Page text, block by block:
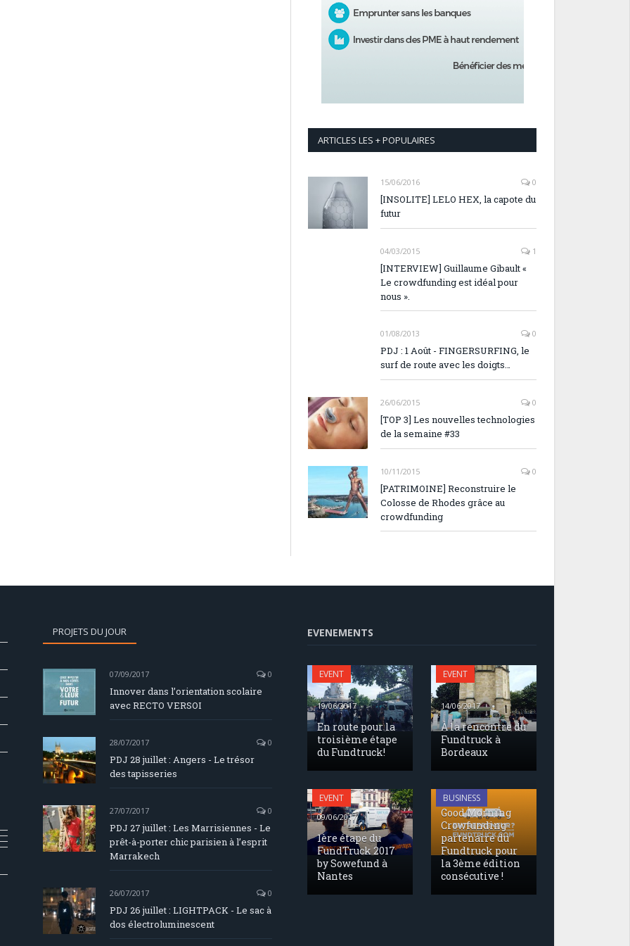
ARTICLES LES + POPULAIRES
15/06/2016 0
[INSOLITE] LELO HEX, la capote du
futur
04/03/2015 1
[INTERVIEW] Guillaume Gibault «
Le crowdfunding est idéal pour
nous ».
01/08/2013 0
PDJ : 1 Août - FINGERSURFING, le
surf de route avec les doigts…
26/06/2015 0
[TOP 3] Les nouvelles technologies
de la semaine #33
10/11/2015 0
[PATRIMOINE] Reconstruire le
Colosse de Rhodes grâce au
crowdfunding
PROJETS DU JOUR
07/09/2017 0
Innover dans l’orientation scolaire
avec RECTO VERSOI
28/07/2017 0
PDJ 28 juillet : Angers - Le trésor
des tapisseries
27/07/2017 0
PDJ 27 juillet : Les Marrisiennes - Le
prêt-à-porter chic parisien à l’esprit
Marrakech
26/07/2017 0
PDJ 26 juillet : LIGHTPACK - Le sac à
dos électroluminescent
EVENEMENTS
EVENT
19/06/2017
En route pour la
troisième étape
du Fundtruck!
EVENT
14/06/2017
À la rencontre du
Fundtruck à
Bordeaux
EVENT
09/06/2017
1ère étape du
FundTruck 2017
by Sowefund à
Nantes
BUSINESS
17/05/2017
Good Morning
Crowfunding
partenaire du
Fundtruck pour
la 3ème édition
consécutive !